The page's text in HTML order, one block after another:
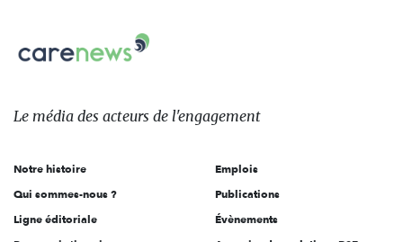
sur:
Carenews,
Le
des
l'engagement
Le média des acteurs de l'engagement
Notre histoire
Qui sommes-nous ?
Ligne éditoriale
Emplois
Publications
Évènements